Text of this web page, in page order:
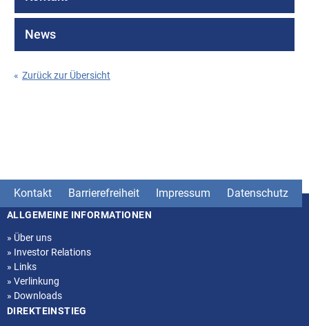
News
« Zurück zur Übersicht
Kontakt Barrierefreiheit Impressum Datenschutz
Seitenstruktur
ALLGEMEINE INFORMATIONEN
» Über uns
» Investor Relations
» Links
» Verlinkung
» Downloads
DIREKTEINSTIEG